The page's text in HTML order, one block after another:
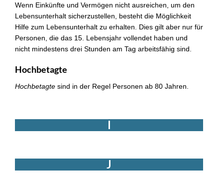
Wenn Einkünfte und Vermögen nicht ausreichen, um den
Lebensunterhalt sicherzustellen, besteht die Möglichkeit
Hilfe zum Lebensunterhalt zu erhalten. Dies gilt aber nur für
Personen, die das 15. Lebensjahr vollendet haben und
nicht mindestens drei Stunden am Tag arbeitsfähig sind.
Hochbetagte
Hochbetagte sind in der Regel Personen ab 80 Jahren.
I
J